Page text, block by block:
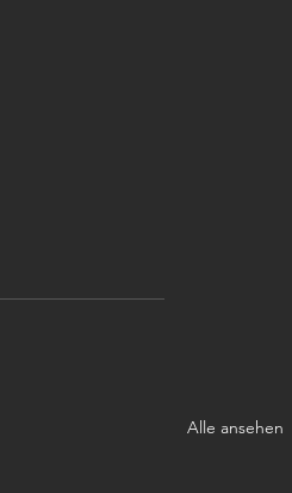
Alle ansehen